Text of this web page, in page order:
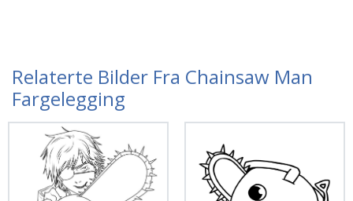
Relaterte Bilder Fra Chainsaw Man
Fargelegging